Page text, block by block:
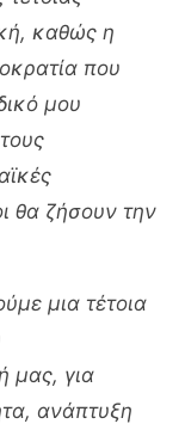
καθώς η
που
μου
θα ζήσουν την
μια τέτοια
μας, για
ανάπτυξη